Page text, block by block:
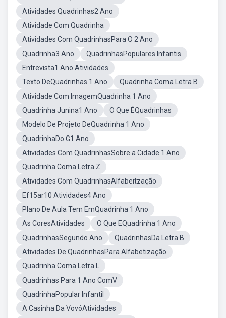
Atividades Quadrinhas2 Ano
Atividade Com Quadrinha
Atividades Com QuadrinhasPara O 2 Ano
Quadrinha3 Ano
QuadrinhasPopulares Infantis
Entrevista1 Ano Atividades
Texto DeQuadrinhas 1 Ano
Quadrinha Coma Letra B
Atividade Com ImagemQuadrinha 1 Ano
Quadrinha Junina1 Ano
O Que ÉQuadrinhas
Modelo De Projeto DeQuadrinha 1 Ano
QuadrinhaDo G1 Ano
Atividades Com QuadrinhasSobre a Cidade 1 Ano
Quadrinha Coma Letra Z
Atividades Com QuadrinhasAlfabeitzação
Ef15ar10 Atividades4 Ano
Plano De Aula Tem EmQuadrinha 1 Ano
As CoresAtividades
O Que EQuadrinha 1 Ano
QuadrinhasSegundo Ano
QuadrinhasDa Letra B
Atividades De QuadrinhasPara Alfabetização
Quadrinha Coma Letra L
Quadrinhas Para 1 Ano ComV
QuadrinhaPopular Infantil
A Casinha Da VovóAtividades